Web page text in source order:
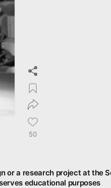
50
or a research project at the
educational purposes